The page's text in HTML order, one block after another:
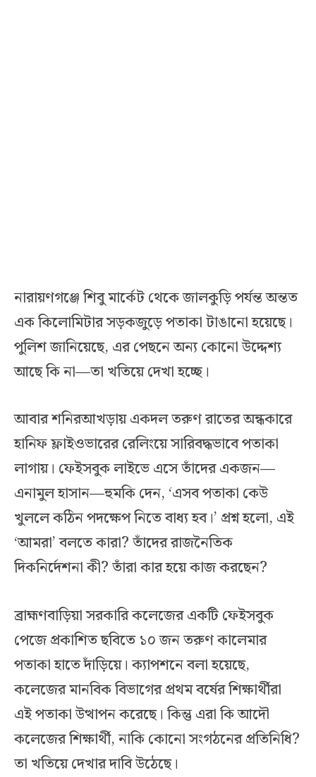
নারায়ণগঞ্জে শিবু মার্কেট থেকে জালকুড়ি পর্যন্ত অন্তত
এক কিলোমিটার সড়কজুড়ে পতাকা টাঙানো হয়েছে।
পুলিশ জানিয়েছে, এর পেছনে অন্য কোনো উদ্দেশ্য
আছে কি না—তা খতিয়ে দেখা হচ্ছে।
আবার শনিরআখড়ায় একদল তরুণ রাতের অন্ধকারে
হানিফ ফ্লাইওভারের রেলিংয়ে সারিবদ্ধভাবে পতাকা
লাগায়। ফেইসবুক লাইভে এসে তাঁদের একজন—
এনামুল হাসান—হুমকি দেন, ‘এসব পতাকা কেউ
খুললে কঠিন পদক্ষেপ নিতে বাধ্য হব।’ প্রশ্ন হলো, এই
‘আমরা’ বলতে কারা? তাঁদের রাজনৈতিক
দিকনির্দেশনা কী? তাঁরা কার হয়ে কাজ করছেন?
ব্রাহ্মণবাড়িয়া সরকারি কলেজের একটি ফেইসবুক
পেজে প্রকাশিত ছবিতে ১০ জন তরুণ কালেমার
পতাকা হাতে দাঁড়িয়ে। ক্যাপশনে বলা হয়েছে,
কলেজের মানবিক বিভাগের প্রথম বর্ষের শিক্ষার্থীরা
এই পতাকা উত্থাপন করেছে। কিন্তু এরা কি আদৌ
কলেজের শিক্ষার্থী, নাকি কোনো সংগঠনের প্রতিনিধি?
তা খতিয়ে দেখার দাবি উঠেছে।